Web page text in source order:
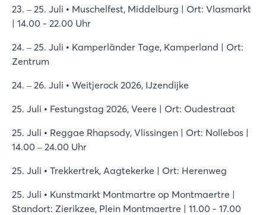
23. – 25. Juli • Muschelfest, Middelburg | Ort: Vlasmarkt
| 14.00 - 22.00 Uhr
24. – 25. Juli • Kamperländer Tage, Kamperland | Ort:
Zentrum
24. – 26. Juli • Weitjerock 2026, IJzendijke
25. Juli • Festungstag 2026, Veere | Ort: Oudestraat
25. Juli • Reggae Rhapsody, Vlissingen | Ort: Nollebos |
14.00 – 24.00 Uhr
25. Juli • Trekkertrek, Aagtekerke | Ort: Herenweg
25. Juli • Kunstmarkt Montmartre op Montmaertre |
Standort: Zierikzee, Plein Montmaertre | 11.00 - 17.00